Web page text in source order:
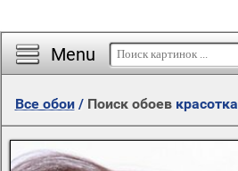
Menu
Все обои/ Поиск обоев красотка